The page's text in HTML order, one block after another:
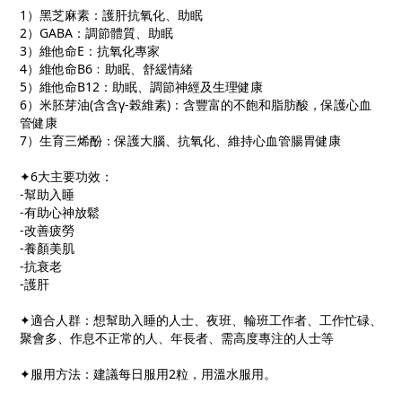
1）黑芝麻素：護肝抗氧化、助眠
2）GABA：調節體質、助眠
3）維他命E：抗氧化專家
4）維他命B6﹕助眠、舒緩情緒
5）維他命B12：助眠、調節神經及生理健康
6）米胚芽油(含含γ-榖維素)：含豐富的不飽和脂肪酸，保護心血
管健康
7）生育三烯酚：保護大腦、抗氧化、維持心血管腸胃健康
✦6大主要功效：
-幫助入睡
-有助心神放鬆
-改善疲勞
-養顏美肌
-抗衰老
-護肝
✦適合人群：想幫助入睡的人士、夜班、輪班工作者、工作忙碌、
聚會多、作息不正常的人、年長者、需高度專注的人士等
✦服用方法：建議每日服用2粒，用溫水服用。